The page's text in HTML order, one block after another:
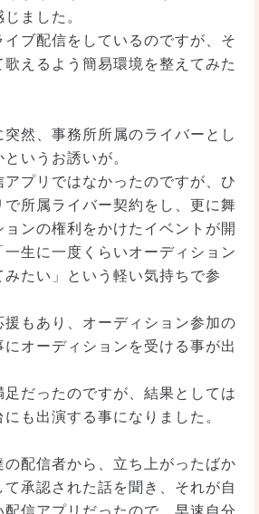
ました。
ブ配信をしているのですが、そ
えるよう簡易環境を整えてみた
然、事務所所属のライバーとし
いうお誘いが。
アプリではなかったのですが、ひ
で所属ライバー契約をし、更に舞
ンの権利をかけたイベントが開
生に一度くらいオーディション
みたい」という軽い気持ちで参
援もあり、オーディション参加の
オーディションを受ける事が出
だったのですが、結果としては
も出演する事になりました。
配信者から、立ち上がったばか
て承認された話を聞き、それが自